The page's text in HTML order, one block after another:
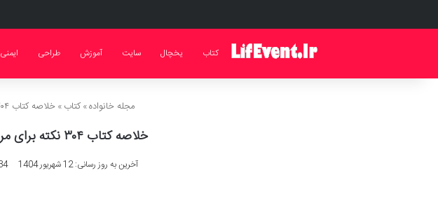
کتاب یخچال سایت آموزش طراحی ایمنی
مجله خانواده»کتاب»خلاصه کتاب ۳۰۴ نکته برای مربیان بسکتبال | آموزش و استراتژی حرفه ای
خلاصه کتاب ۳۰۴ نکته برای مربیان بسکتبال | آموزش و استراتژی حرفه ای
آخرین به روز رسانی: 12 شهریور 1404 134